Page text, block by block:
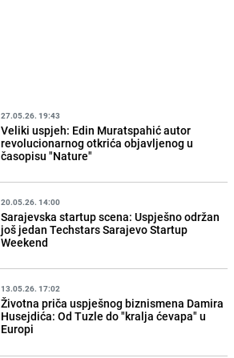
27.05.26. 19:43
Veliki uspjeh: Edin Muratspahić autor
revolucionarnog otkrića objavljenog u
časopisu "Nature"
20.05.26. 14:00
Sarajevska startup scena: Uspješno održan
još jedan Techstars Sarajevo Startup
Weekend
13.05.26. 17:02
Životna priča uspješnog biznismena Damira
Husejdića: Od Tuzle do "kralja ćevapa" u
Europi